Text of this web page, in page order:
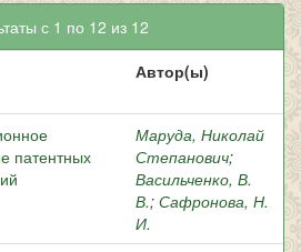
с 1 по 12 из 12
Автор(ы)
патентных
Маруда, Николай
Степанович;
Васильченко, В.
В.; Сафронова, Н.
И.